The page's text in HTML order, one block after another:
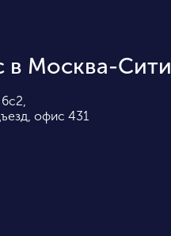
в Москва-Сити
офис 431